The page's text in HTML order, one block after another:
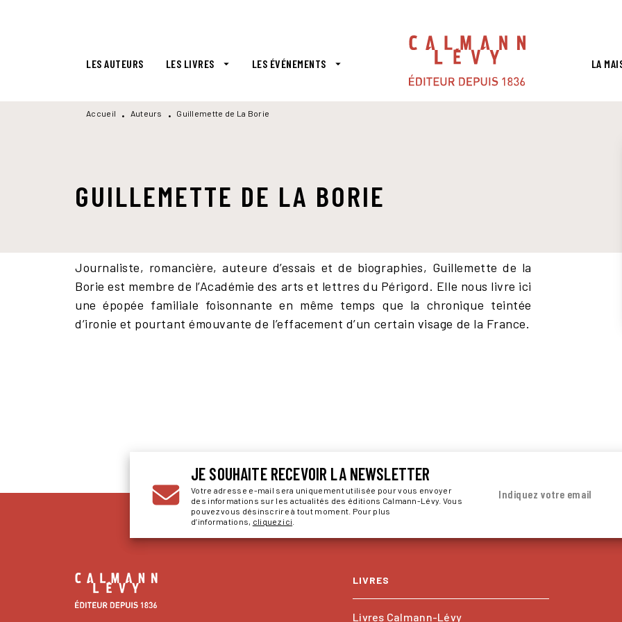
LES AUTEURS LES LIVRES arrow_drop_down LES ÉVÉNEMENTS arrow_drop_down LA
Accueil • Auteurs • Guillemette de La Borie
GUILLEMETTE DE LA BORIE
Journaliste, romancière, auteure d’essais et de biographies, Guillemette de la
Borie est membre de l’Académie des arts et lettres du Périgord. Elle nous livre ici
une épopée familiale foisonnante en même temps que la chronique teintée
d’ironie et pourtant émouvante de l’effacement d’un certain visage de la France.
JE SOUHAITE RECEVOIR LA NEWSLETTER
Votre adresse e-mail sera uniquement utilisée pour vous envoyer
des informations sur les actualités des éditions Calmann-Lévy. Vous
pouvez vous désinscrire à tout moment. Pour plus
d’informations, cliquez ici
Indiquez votre email
LIVRES
Livres Calmann-Lévy